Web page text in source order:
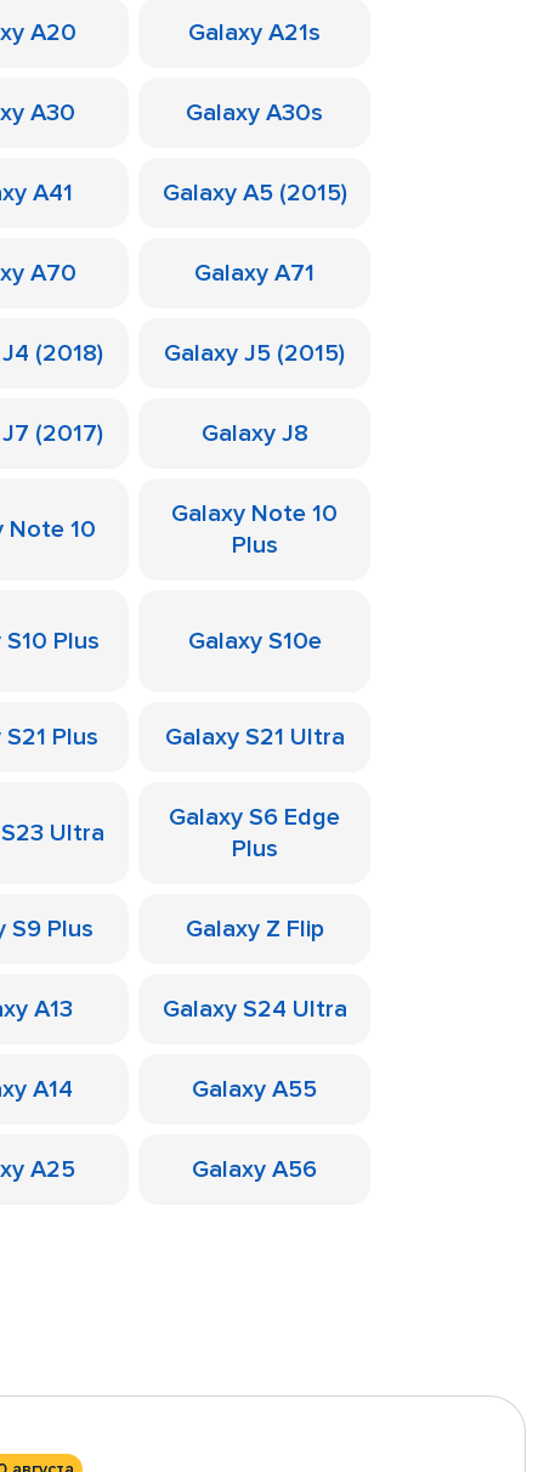
A20 Galaxy A21s
A30 Galaxy A30s
A41 Galaxy A5 (2015)
A70 Galaxy A71
(2018) Galaxy J5 (2015)
(2017) Galaxy J8
Note 10
Galaxy Note 10
Plus
Plus Galaxy S10e
Plus Galaxy S21 Ultra
Ultra
Galaxy S6 Edge
Plus
S9 Plus Galaxy Z Flip
A13 Galaxy S24 Ultra
A14 Galaxy A55
A25 Galaxy A56